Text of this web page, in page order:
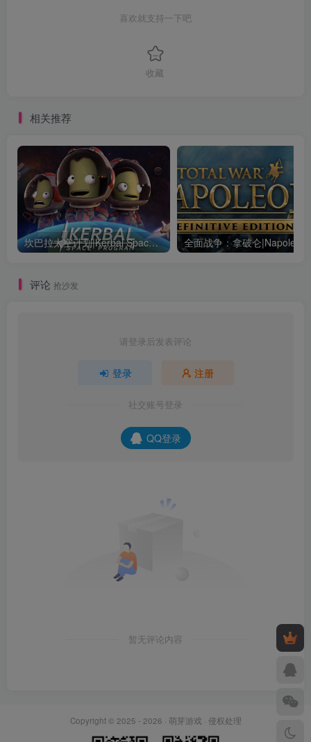
喜欢就支持一下吧
收藏
相关推荐
坎巴拉太空计划|Kerbal Space Program|1.12.5.3190|整合全DLC
评论 抢沙发
请登录后发表评论
登录 注册
社交账号登录
QQ登录
暂无评论内容
Copyright © 2025 - 2026 · 萌芽游戏 · 侵权处理